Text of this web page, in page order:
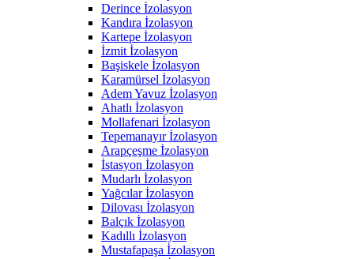
Derince İzolasyon
Kandıra İzolasyon
Kartepe İzolasyon
İzmit İzolasyon
Başiskele İzolasyon
Karamürsel İzolasyon
Adem Yavuz İzolasyon
Ahatlı İzolasyon
Mollafenari İzolasyon
Tepemanayır İzolasyon
Arapçeşme İzolasyon
İstasyon İzolasyon
Mudarlı İzolasyon
Yağcılar İzolasyon
Dilovası İzolasyon
Balçık İzolasyon
Kadıllı İzolasyon
Mustafapaşa İzolasyon